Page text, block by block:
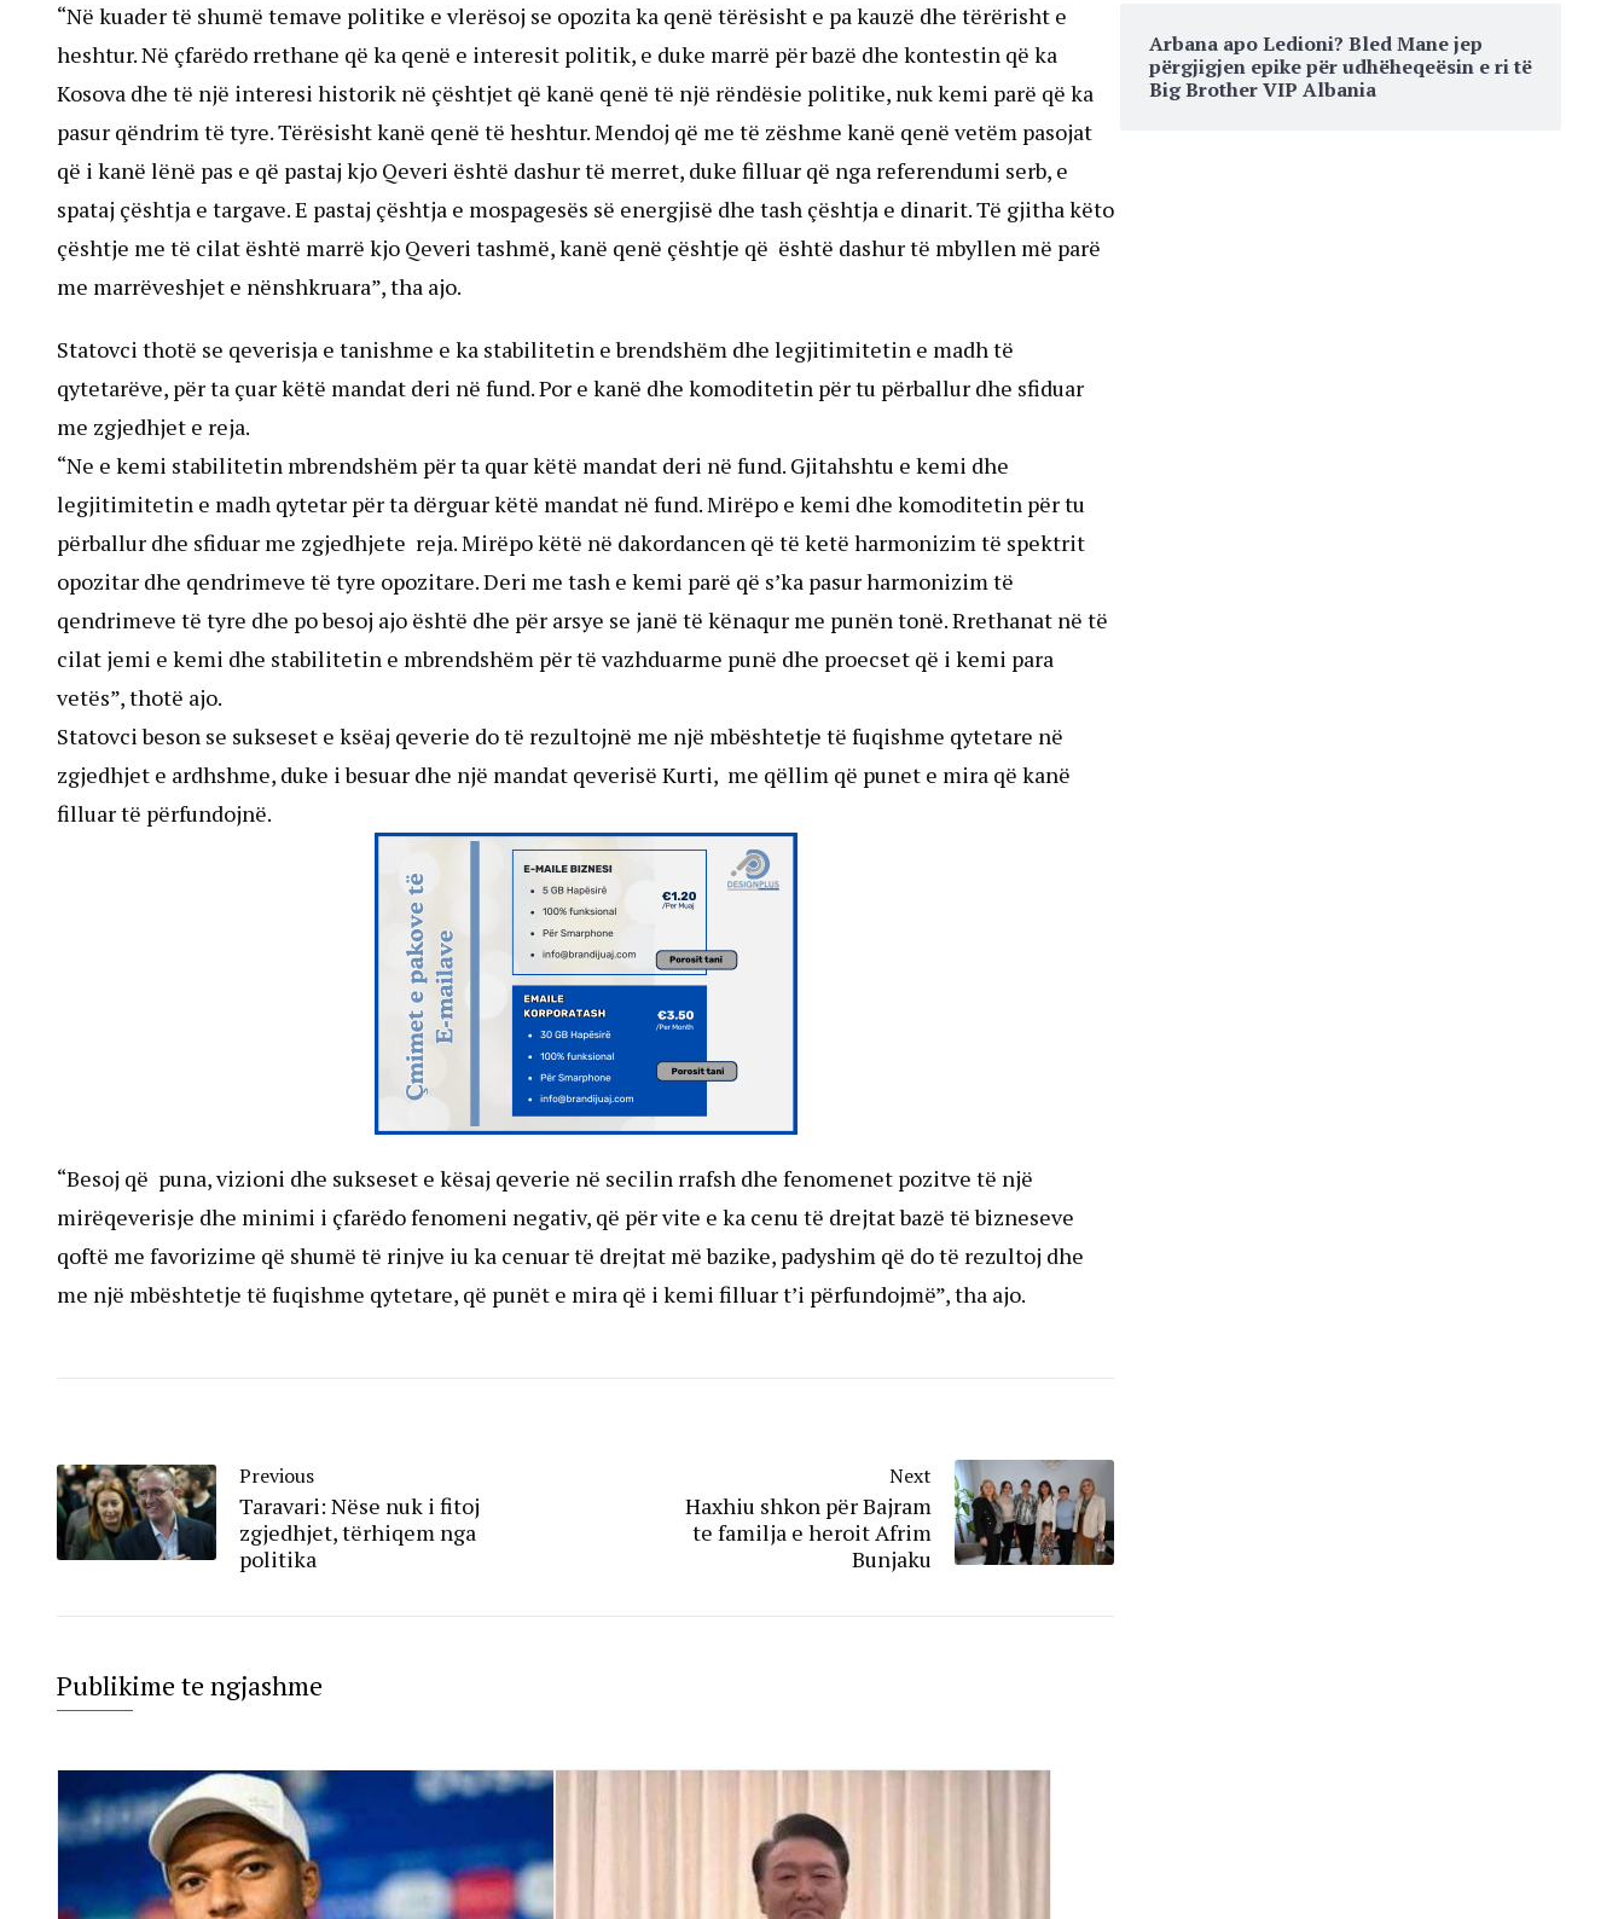
“Në kuader të shumë temave politike e vlerësoj se opozita ka qenë tërësisht e pa kauzë dhe tërërisht e
heshtur. Në çfarëdo rrethane që ka qenë e interesit politik, e duke marrë për bazë dhe kontestin që ka
Kosova dhe të një interesi historik në çështjet që kanë qenë të një rëndësie politike, nuk kemi parë që ka
pasur qëndrim të tyre. Tërësisht kanë qenë të heshtur. Mendoj që me të zëshme kanë qenë vetëm pasojat
që i kanë lënë pas e që pastaj kjo Qeveri është dashur të merret, duke filluar që nga referendumi serb, e
spataj çështja e targave. E pastaj çështja e mospagesës së energjisë dhe tash çështja e dinarit. Të gjitha këto
çështje me të cilat është marrë kjo Qeveri tashmë, kanë qenë çështje që është dashur të mbyllen më parë
me marrëveshjet e nënshkruara”, tha ajo.
Statovci thotë se qeverisja e tanishme e ka stabilitetin e brendshëm dhe legjitimitetin e madh të
qytetarëve, për ta çuar këtë mandat deri në fund. Por e kanë dhe komoditetin për tu përballur dhe sfiduar
me zgjedhjet e reja.
“Ne e kemi stabilitetin mbrendshëm për ta quar këtë mandat deri në fund. Gjitahshtu e kemi dhe
legjitimitetin e madh qytetar për ta dërguar këtë mandat në fund. Mirëpo e kemi dhe komoditetin për tu
përballur dhe sfiduar me zgjedhjete reja. Mirëpo këtë në dakordancen që të ketë harmonizim të spektrit
opozitar dhe qendrimeve të tyre opozitare. Deri me tash e kemi parë që s’ka pasur harmonizim të
qendrimeve të tyre dhe po besoj ajo është dhe për arsye se janë të kënaqur me punën tonë. Rrethanat në të
cilat jemi e kemi dhe stabilitetin e mbrendshëm për të vazhduarme punë dhe proecset që i kemi para
vetës”, thotë ajo.
Statovci beson se sukseset e ksëaj qeverie do të rezultojnë me një mbështetje të fuqishme qytetare në
zgjedhjet e ardhshme, duke i besuar dhe një mandat qeverisë Kurti, me qëllim që punet e mira që kanë
filluar të përfundojnë.
“Besoj që puna, vizioni dhe sukseset e kësaj qeverie në secilin rrafsh dhe fenomenet pozitve të një
mirëqeverisje dhe minimi i çfarëdo fenomeni negativ, që për vite e ka cenu të drejtat bazë të bizneseve
qoftë me favorizime që shumë të rinjve iu ka cenuar të drejtat më bazike, padyshim që do të rezultoj dhe
me një mbështetje të fuqishme qytetare, që punët e mira që i kemi filluar t’i përfundojmë”, tha ajo.
Previous
Taravari: Nëse nuk i fitoj
zgjedhjet, tërhiqem nga
politika
Next
Haxhiu shkon për Bajram
te familja e heroit Afrim
Bunjaku
Publikime te ngjashme
Arbana apo Ledioni? Bled Mane jep
përgjigjen epike për udhëheqeësin e ri të
Big Brother VIP Albania